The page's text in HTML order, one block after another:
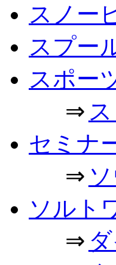
スノー
スプー
スポー
⇒
セミナ
⇒
ソルト
⇒